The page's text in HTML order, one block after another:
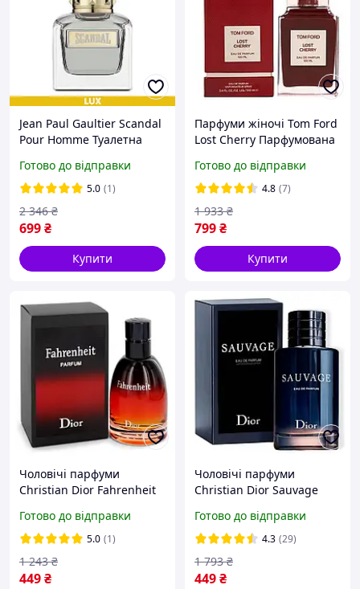
Jean Paul Gaultier Scandal
Pour Homme Туалетна
Готово до відправки
5.0 (1)
699₴
2 346 ₴
Купити
Парфуми жіночі Tom Ford
Lost Cherry Парфумована
cherry Том Форд Лост
Черрі вишня)
Готово до відправки
4.8 (7)
799₴
1 933 ₴
Купити
Чоловічі парфуми
Christian Dior Fahrenheit
(Чоловічі парфуми
Крістіан Діор Фаренгейт)
Готово до відправки
5.0 (1)
449₴
1 243 ₴
Чоловічі парфуми
Christian Dior Sauvage
вода 100 ml EDP (Чоловічі
парфуми Крістіан Діор
Саваж)
Готово до відправки
4.3 (29)
449₴
1 793 ₴